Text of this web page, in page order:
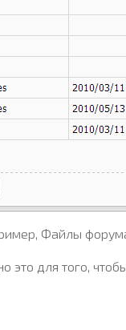
Файлы
для того,